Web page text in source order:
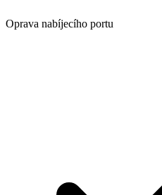
Oprava nabíjecího portu